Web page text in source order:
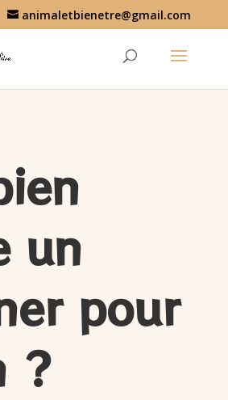
animaletbienetre@gmail.com
un
pour
?